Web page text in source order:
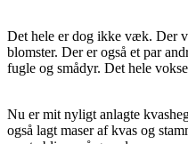
Det hele er dog ikke væk. Der
blomster. Der er også et par
fugle og smådyr. Det hele
Nu er mit nyligt anlagte
også lagt maser af kvas og